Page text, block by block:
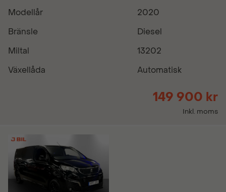
Modellår
2020
Bränsle
Diesel
Miltal
13202
Växellåda
Automatisk
149 900 kr
Inkl. moms